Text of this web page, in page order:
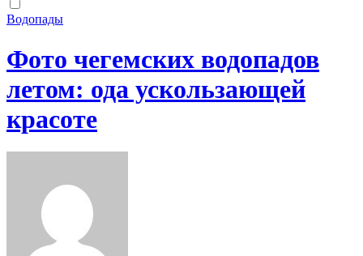
Водопады
Фото чегемских водопадов
летом: ода ускользающей
красоте